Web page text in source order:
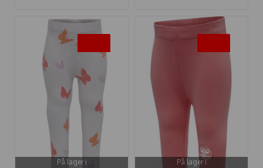
På lager i
På lager i